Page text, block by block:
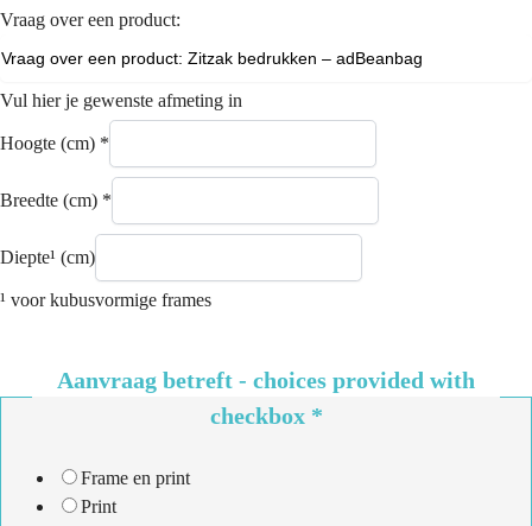
Vraag over een product:
Vul hier je gewenste afmeting in
Hoogte (cm) *
Breedte (cm) *
Diepte¹ (cm)
¹ voor kubusvormige frames
Aanvraag betreft - choices provided with
checkbox *
Frame en print
Print